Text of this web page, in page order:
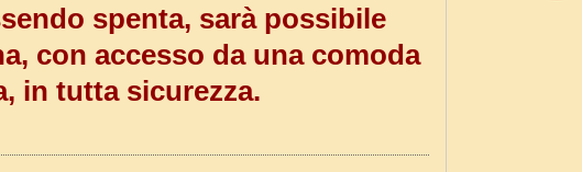
spenta, sarà possibile
con accesso da una comoda
in tutta sicurezza.